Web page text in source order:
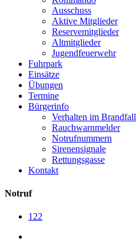
Ausschuss
Aktive Mitglieder
Reservemitglieder
Altmitglieder
Jugendfeuerwehr
Fuhrpark
Einsätze
Übungen
Termine
Bürgerinfo
Verhalten im Brandfall
Rauchwarnmelder
Notrufnummern
Sirenensignale
Rettungsgasse
Kontakt
Notruf
122